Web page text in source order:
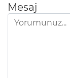
Mesaj